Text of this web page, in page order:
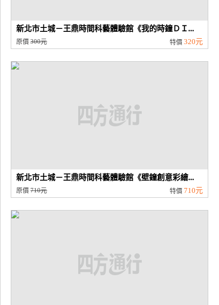
新北市土城－王鼎時間科藝體驗館《我的時鐘ＤＩ...
原價300元 特價 320元
新北市土城－王鼎時間科藝體驗館《壁鐘創意彩繪...
原價710元 特價 710元